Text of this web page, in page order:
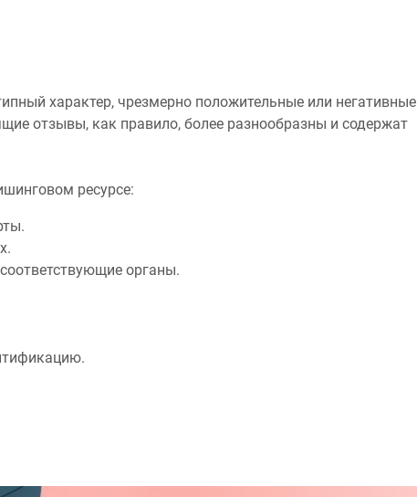
характер, чрезмерно положительные или негативные
отзывы, как правило, более разнообразны и содержат
ресурсе:
органы.